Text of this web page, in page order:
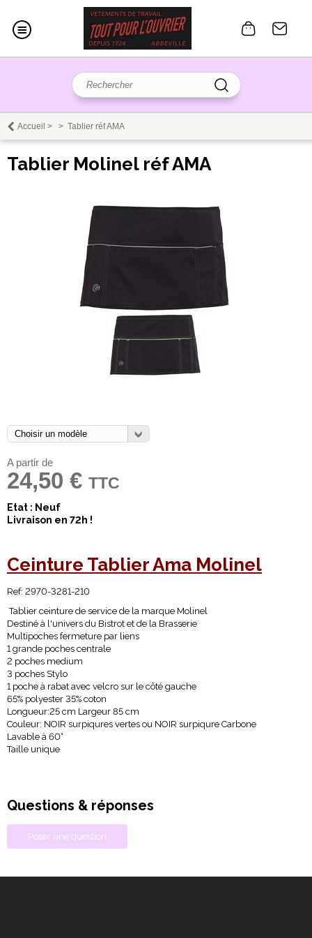
Accueil > > Tablier réf AMA
Tablier Molinel réf AMA
A partir de
24,50 € TTC
Etat : Neuf
Livraison en 72h !
Ceinture Tablier Ama Molinel
Ref: 2970-3281-210
Tablier ceinture de service de la marque Molinel
Destiné à l'univers du Bistrot et de la Brasserie
Multipoches fermeture par liens
1 grande poches centrale
2 poches medium
3 poches Stylo
1 poche à rabat avec velcro sur le côté gauche
65% polyester 35% coton
Longueur:25 cm Largeur 85 cm
Couleur: NOIR surpiqures vertes ou NOIR surpiqure Carbone
Lavable à 60°
Taille unique
Questions & réponses
Poser une question